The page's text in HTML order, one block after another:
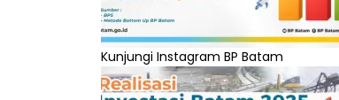
Kunjungi Instagram BP Batam